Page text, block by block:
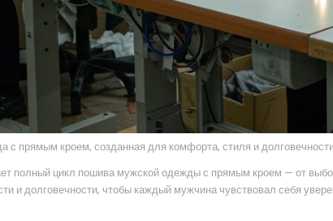
с прямым кроем, созданная для комфорта, стиля и
полный цикл пошива мужской одежды с прямым кроем — от
и долговечности, чтобы каждый мужчина чувствовал себя